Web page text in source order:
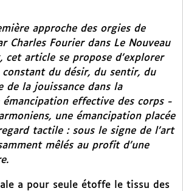
approche des orgies de
Charles Fourier dans Le Nouveau
, cet article se propose d’explorer
constant du désir, du sentir, du
de la jouissance dans la
émancipation effective des corps -
une émancipation placée
tactile : sous le signe de l’art
mêlés au profit d’une
a pour seule étoffe le tissu des